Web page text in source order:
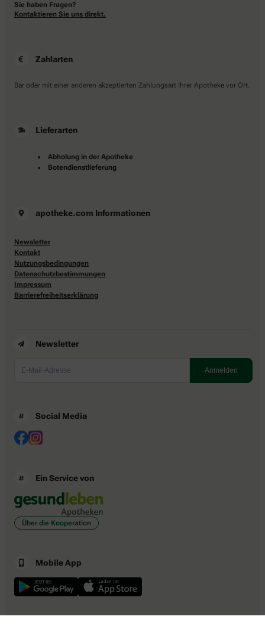
Sie haben Fragen?
Kontaktieren Sie uns direkt.
Zahlarten
Bar oder mit einer anderen akzeptierten Zahlungsart Ihrer Apotheke vor Ort.
Lieferarten
Abholung in der Apotheke
Botendienstlieferung
apotheke.com Informationen
Newsletter
Kontakt
Nutzungsbedingungen
Datenschutzbestimmungen
Impressum
Barrierefreiheitserklärung
Newsletter
Social Media
Ein Service von
Über die Kooperation
Mobile App